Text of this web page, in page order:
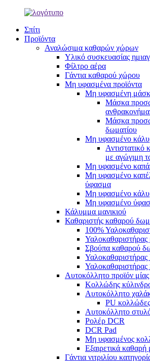
Σπίτι
Προϊόντα
Αναλώσιμα καθαρών χώρων
Υλικό συσκευασίας
Φίλτρο αέρα
Γάντια καθαρού χώρου
Μη υφασμένα προϊόντα
Μη υφασμένη
Μάσκα
Μάσκα
δωματίου
Μη υφασμένο
με αγώγιμη
Μη υφασμένο
Μη υφασμένο
ύφασμα
Μη υφασμένο
Μη υφασμένο
Κάλυμμα μανικιού
Καθαριστής καθαρού
100%
Υαλοκαθαριστήρας
Σβούπα καθαρού
Υαλοκαθαριστήρας
Αυτοκόλλητο προϊόν
Κολλώδης
Αυτοκόλλητο
PU
Αυτοκόλλητο
Ρολέρ DCR
DCR Pad
Μη υφασμένος
Εξαιρετικά
Γάντια νιτριλίου